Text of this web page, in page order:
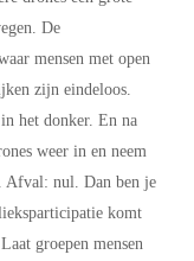
De
mensen met open
zijn eindeloos.
het donker. En na
weer in en neem
Afval: nul. Dan ben je
komt
groepen mensen